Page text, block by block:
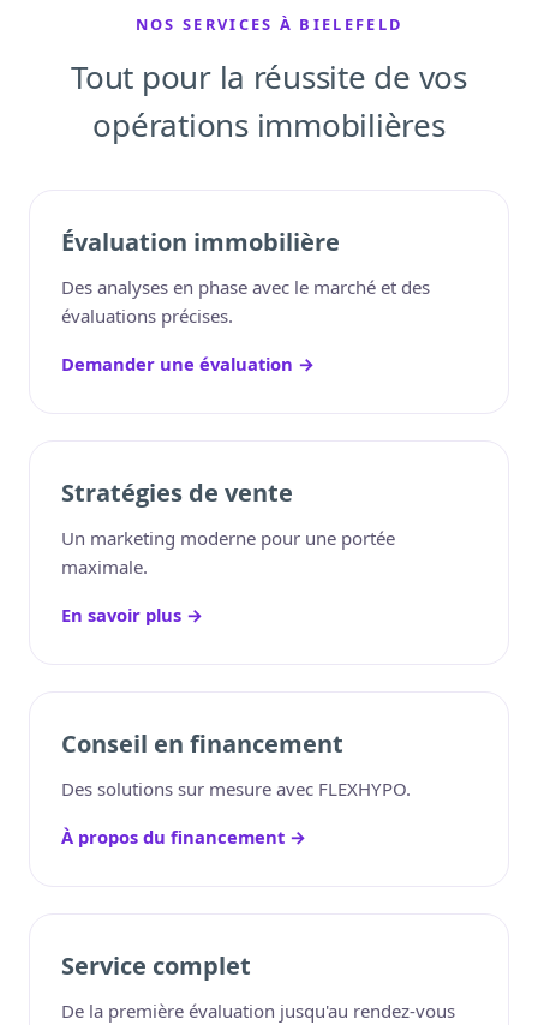
NOS SERVICES À BIELEFELD
Tout pour la réussite de vos
opérations immobilières
Évaluation immobilière
Des analyses en phase avec le marché et des
évaluations précises.
Demander une évaluation →
Stratégies de vente
Un marketing moderne pour une portée
maximale.
En savoir plus →
Conseil en financement
Des solutions sur mesure avec FLEXHYPO.
À propos du financement →
Service complet
De la première évaluation jusqu'au rendez-vous